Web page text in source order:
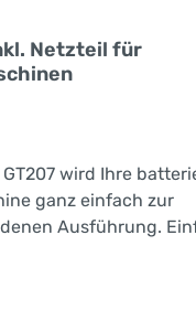
Netzteil für
wird Ihre
ganz einfach zur
Ausführung.